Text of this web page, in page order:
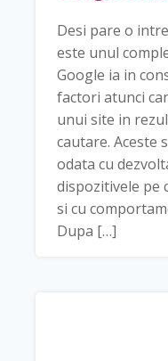
Desi pare o
este unul
Google ia in
factori atunci
unui site in
cautare. Aceste
odata cu
dispozitivele pe
si cu
Dupa […]